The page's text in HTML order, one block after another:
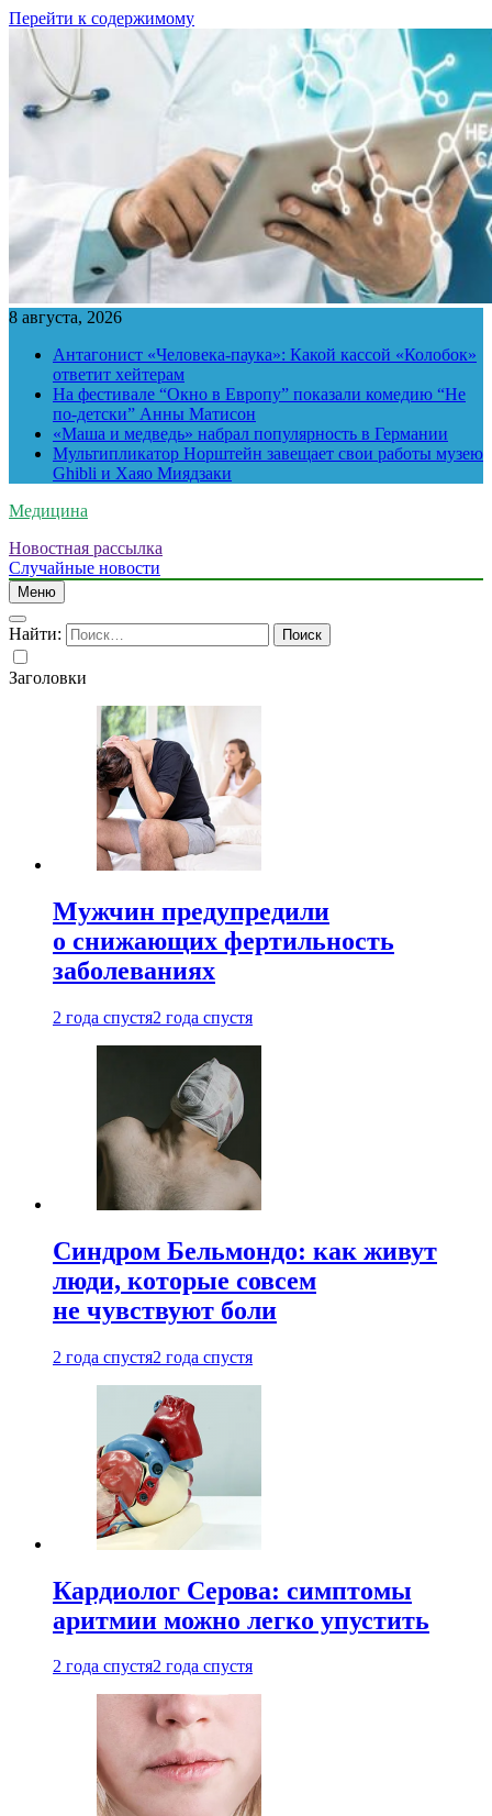
Перейти к содержимому
8 августа, 2026
Антагонист «Человека-паука»: Какой кассой «Колобок»
ответит хейтерам
На фестивале “Окно в Европу” показали комедию “Не
по-детски” Анны Матисон
«Маша и медведь» набрал популярность в Германии
Мультипликатор Норштейн завещает свои работы музею
Ghibli и Хаяо Миядзаки
Медицина
Новостная рассылка
Случайные новости
Меню
Найти:
Заголовки
Мужчин предупредили
о снижающих фертильность
заболеваниях
2 года спустя2 года спустя
Синдром Бельмондо: как живут
люди, которые совсем
не чувствуют боли
2 года спустя2 года спустя
Кардиолог Серова: симптомы
аритмии можно легко упустить
2 года спустя2 года спустя